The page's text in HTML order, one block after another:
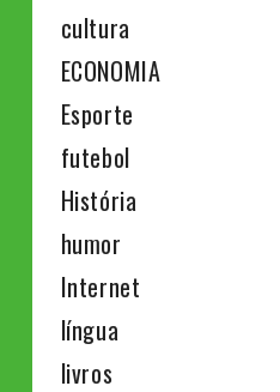
cultura
ECONOMIA
Esporte
futebol
História
humor
Internet
língua
livros